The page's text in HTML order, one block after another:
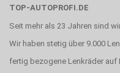
TOP-AUTOPROFI.DE
Seit mehr als 23 Jahren sind
Wir haben stetig über 9.000
fertig bezogene Lenkräder auf